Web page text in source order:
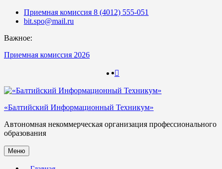
Skip
Приемная комиссия 8 (4012) 555-051
bit.spo@mail.ru
Важное:
Приемная комиссия 2026
«Балтийский Информационный Техникум»
Автономная некоммерческая организация профессионального
образования
Меню